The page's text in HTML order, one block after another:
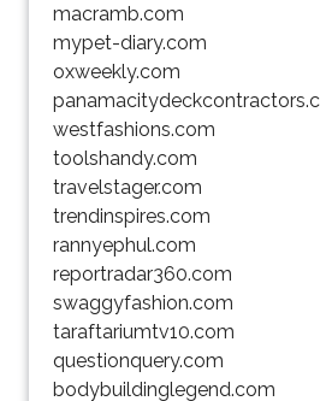
macramb.com
mypet-diary.com
oxweekly.com
westfashions.com
toolshandy.com
travelstager.com
trendinspires.com
rannyephul.com
reportradar360.com
swaggyfashion.com
taraftariumtv10.com
questionquery.com
bodybuildinglegend.com